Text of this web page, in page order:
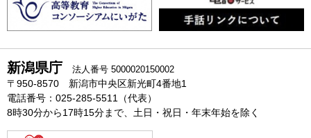
新潟県庁 法人番号 5000020150002
〒950-8570 新潟市中央区新光町4番地1
電話番号：025-285-5511（代表）
8時30分から17時15分まで、土日・祝日・年末年始を除く